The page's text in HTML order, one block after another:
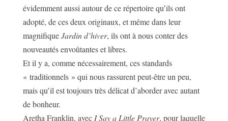
évidemment aussi autour de ce répertoire qu’ils ont
adopté, de ces deux originaux, et même dans leur
magnifiqueJardin d’hiver, ils ont à nous conter des
nouveautés envoûtantes et libres.
Et il y a, comme nécessairement, ces standards
« traditionnels » qui nous rassurent peut-être un peu,
mais qu’il est toujours très délicat d’aborder avec autant
de bonheur.
Aretha Franklin, avecI Say a Little Prayer, pour laquelle